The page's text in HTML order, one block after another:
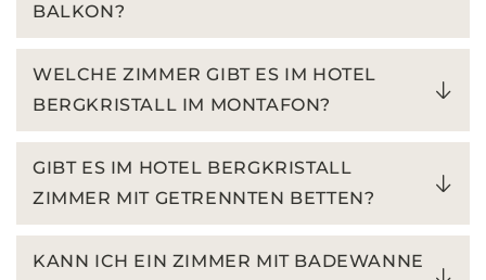
BALKON?
WELCHE ZIMMER GIBT ES IM HOTEL
BERGKRISTALL IM MONTAFON?
GIBT ES IM HOTEL BERGKRISTALL
ZIMMER MIT GETRENNTEN BETTEN?
KANN ICH EIN ZIMMER MIT BADEWANNE